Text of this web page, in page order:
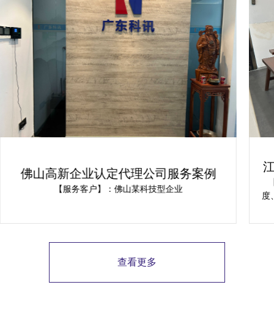
江门市高新技术企业认定案例：广东科
讯为企业提供解决方案
【报价说明】：广东科讯需结合公司体量、操作难易
度、文献整理情况来确认江门市高新技术企业认定报价~
预测规划项目安排。
查看更多